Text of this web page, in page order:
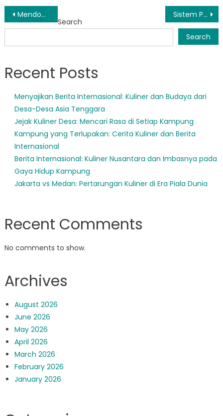
Post
navigation
Mendobrak Hambatan: Cara Disdikbud Morowali Utara Merevolusi Pelayanan Publik Sistem Pendidikan Morowali Utara: Temuan Utama dari Analisis Data Terkini
Search
Search
Recent Posts
Menyajikan Berita Internasional: Kuliner dan Budaya dari
Desa-Desa Asia Tenggara
Jejak Kuliner Desa: Mencari Rasa di Setiap Kampung
Kampung yang Terlupakan: Cerita Kuliner dan Berita
Internasional
Berita Internasional: Kuliner Nusantara dan Imbasnya pada
Gaya Hidup Kampung
Jakarta vs Medan: Pertarungan Kuliner di Era Piala Dunia
Recent Comments
No comments to show.
Archives
August 2026
June 2026
May 2026
April 2026
March 2026
February 2026
January 2026